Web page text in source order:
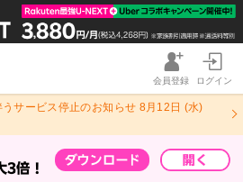
会員登録 ログイン
サービス停止のお知らせ 8月12日 (水)